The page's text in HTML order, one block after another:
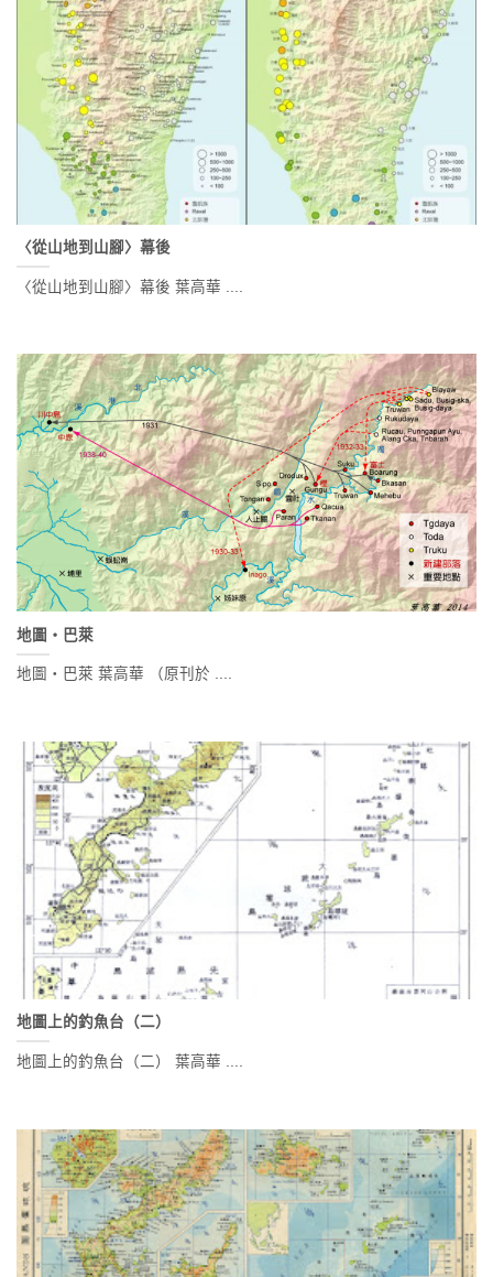
〈從山地到山腳〉幕後
〈從山地到山腳〉幕後 葉高華 ....
地圖‧巴萊
地圖‧巴萊 葉高華 （原刊於 ....
地圖上的釣魚台（二）
地圖上的釣魚台（二） 葉高華 ....